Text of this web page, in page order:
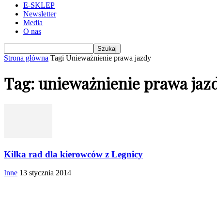
E-SKLEP
Newsletter
Media
O nas
Strona główna Tagi Unieważnienie prawa jazdy
Tag: unieważnienie prawa
Kilka rad dla kierowców z Legnicy
Inne 13 stycznia 2014